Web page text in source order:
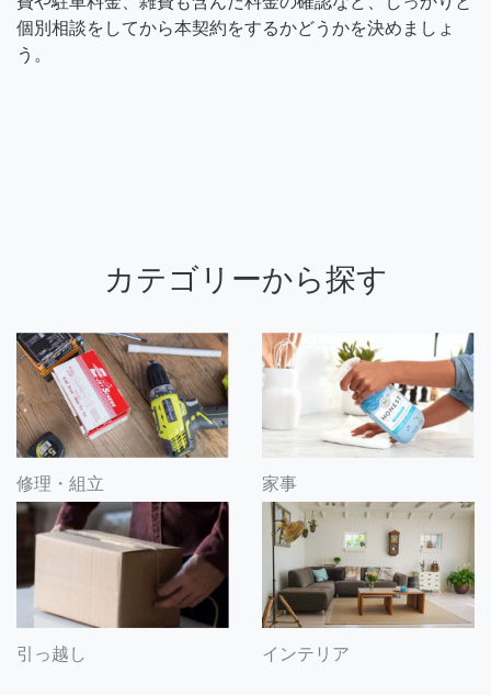
個別相談をしてから本契約をするかどうかを決めましょ
う。
カテゴリーから探す
修理・組立 家事
引っ越し インテリア